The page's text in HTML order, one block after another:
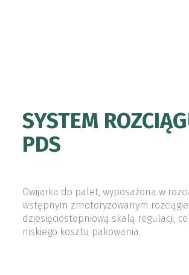
SYSTEM
PDS
Owijarka do palet, wyposażona w
wstępnym zmotoryzowanym
dziesięciostopniową skalą regulacji,
niskiego kosztu pakowania.